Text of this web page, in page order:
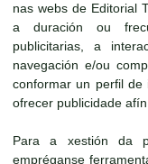
nas webs de Editorial
a duración ou
publicitarias, a
navegación e/ou
conformar un perfil de
ofrecer publicidade
Para a xestión da
empréganse